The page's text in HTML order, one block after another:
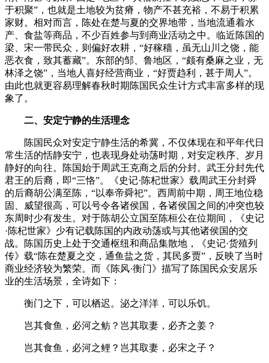
于积聚”，也就是土地较为贫瘠，物产不甚充裕，不易于积累
家财。相对而言，陈处在楚与夏的交界地带，当地流通着水
产、食盐等商品，不少百姓参与到商业活动之中。临近陈国的
梁、宋一带民众，则偏好农耕，“好稼穑，虽无山川之饶，能
恶衣食，致其蓄藏”。东部的邹、鲁地区，“颇有桑麻之业，无
林泽之饶”，当地人喜好经营商业，“好贾趋利，甚于周人”。
由此也就更容易理解春秋时期陈国民众生计方式丰富多样的现
象了。
二、安定宁静的生活理念
陈国民众对安定宁静生活的希冀，不仅体现在和平年代日
常生活的恬静安宁，也表现身处动荡时期，对安定秩序、岁月
静好的向往。陈国始于周武王克商之后的分封。武王分封先代
君王的后裔，即“三恪”。《史记·陈杞世家》载周武王分封舜
的后裔胡公满至陈，“以奉帝舜祀”。西周前中期，周王地位稳
固、威望很高，可以号令各诸侯国，各诸侯国之间的冲突也较
东周时少有发生。对于陈胡公立国至陈桓公在位期间，《史记
·陈杞世家》少有记载陈国的内政动荡或与其他诸侯国的交
战。陈国历史上处于交通枢纽和商品集散地，《史记·货殖列
传》载“陈在楚夏之交，通鱼盐之货，其民多贾”，反映了当时
商业经济较为繁荣。而《陈风·衡门》描写了陈国民众安居乐
业的生活场景，全诗如下：
衡门之下，可以栖迟。泌之洋洋，可以乐饥。
岂其食鱼，必河之鲂？岂其取妻，必齐之姜？
岂其食鱼，必河之鲤？岂其取妻，必宋之子？